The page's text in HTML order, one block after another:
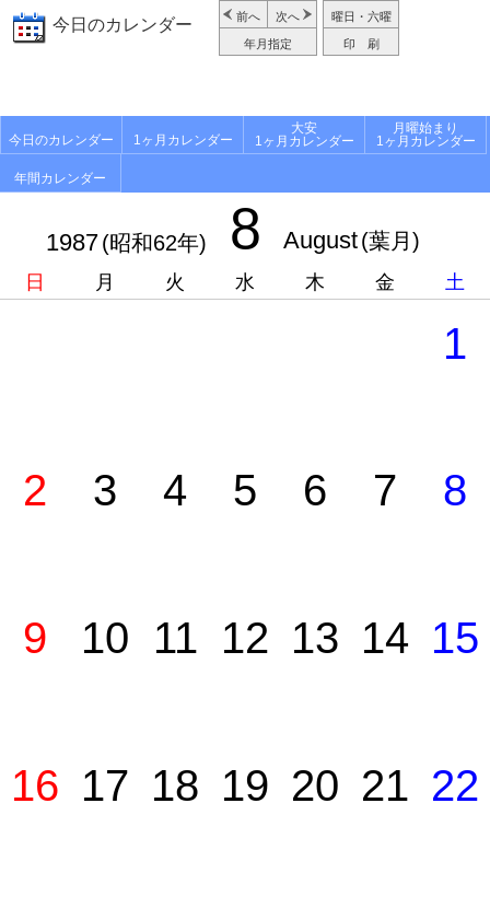
今日のカレンダー 前へ 次へ
年月指定
曜日・六曜
印 刷
今日のカレンダー 1ヶ月カレンダー
大安
1ヶ月カレンダー
月曜始まり
1ヶ月カレンダー
年間カレンダー
1987(昭和62年) 8 August(葉月)
日 月 火 水 木 金 土
1
2 3 4 5 6 7 8
9 10 11 12 13 14 15
16 17 18 19 20 21 22